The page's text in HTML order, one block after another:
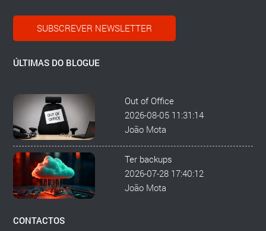
SUBSCREVER NEWSLETTER
ÚLTIMAS DO BLOGUE
Out of Office
2026-08-05 11:31:14
João Mota
Ter backups
2026-07-28 17:40:12
João Mota
CONTACTOS